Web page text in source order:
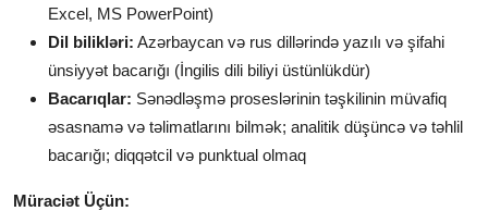
Excel, MS PowerPoint)
Dil bilikləri: Azərbaycan və rus dillərində yazılı və şifahi
ünsiyyət bacarığı (İngilis dili biliyi üstünlükdür)
Bacarıqlar: Sənədləşmə proseslərinin təşkilinin müvafiq
əsasnamə və təlimatlarını bilmək; analitik düşüncə və təhlil
bacarığı; diqqətcil və punktual olmaq
Müraciət Üçün: